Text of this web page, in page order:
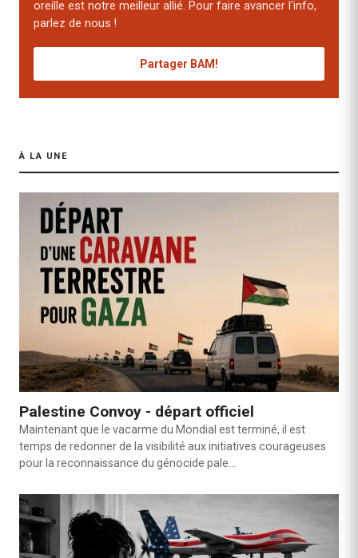
oreille est notre meilleur allié. Pour faire avancer l'info,
parlez de nous !
Partager BAM!
À LA UNE
Palestine Convoy - départ officiel
Maintenant que le vacarme du Mondial est terminé, il est
temps de redonner de la visibilité aux initiatives courageuses
pour la reconnaissance du génocide pale…